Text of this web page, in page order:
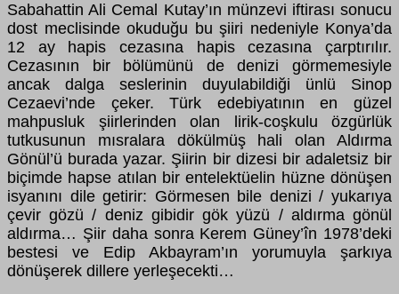
Sabahattin Ali Cemal Kutay’ın münzevi iftirası sonucu
dost meclisinde okuduğu bu şiiri nedeniyle Konya’da
12 ay hapis cezasına hapis cezasına çarptırılır.
Cezasının bir bölümünü de denizi görmemesiyle
ancak dalga seslerinin duyulabildiği ünlü Sinop
Cezaevi’nde çeker. Türk edebiyatının en güzel
mahpusluk şiirlerinden olan lirik-coşkulu özgürlük
tutkusunun mısralara dökülmüş hali olan Aldırma
Gönül’ü burada yazar. Şiirin bir dizesi bir adaletsiz bir
biçimde hapse atılan bir entelektüelin hüzne dönüşen
isyanını dile getirir: Görmesen bile denizi / yukarıya
çevir gözü / deniz gibidir gök yüzü / aldırma gönül
aldırma… Şiir daha sonra Kerem Güney’în 1978’deki
bestesi ve Edip Akbayram’ın yorumuyla şarkıya
dönüşerek dillere yerleşecekti…